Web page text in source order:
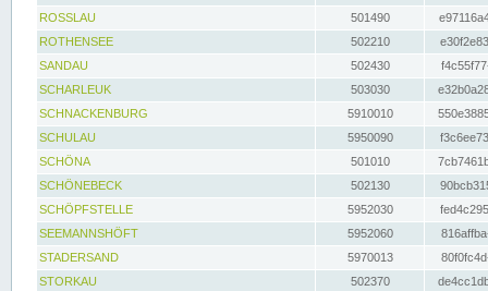
ROSSLAU
501490
ROTHENSEE
502210
SANDAU
502430
SCHARLEUK
503030
SCHNACKENBURG
5910010
SCHULAU
5950090
SCHÖNA
501010
SCHÖNEBECK
502130
SCHÖPFSTELLE
5952030
SEEMANNSHÖFT
5952060
STADERSAND
5970013
STORKAU
502370